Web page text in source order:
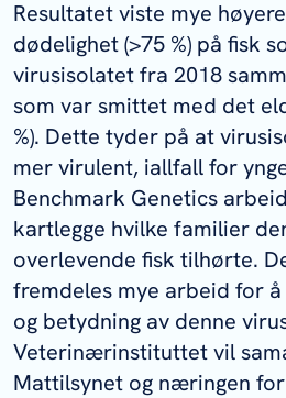
Resultatet viste mye
dødelighet (>75 %) på fisk
virusisolatet fra 2018
som var smittet med det
%). Dette tyder på at
mer virulent, iallfall for
Benchmark Genetics
kartlegge hvilke familier
overlevende fisk tilhørte.
fremdeles mye arbeid for
og betydning av denne
Veterinærinstituttet vil
Mattilsynet og næringen